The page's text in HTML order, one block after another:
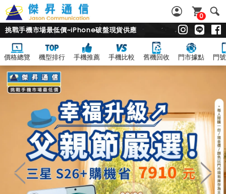
0
挑戰手機市場最低價~iPhone破盤現貨供應
價格總覽 機型排行 手機推薦 手機比較 舊機回收 門市據點 門